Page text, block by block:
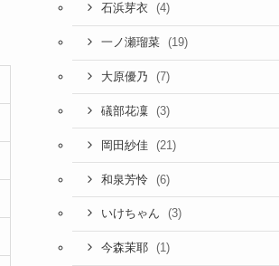
石浜芽衣 (4)
一ノ瀬瑠菜 (19)
大原優乃 (7)
礒部花凜 (3)
岡田紗佳 (21)
和泉芳怜 (6)
いけちゃん (3)
今森茉耶 (1)